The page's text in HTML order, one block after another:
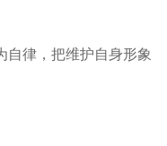
自律，把维护自身形象